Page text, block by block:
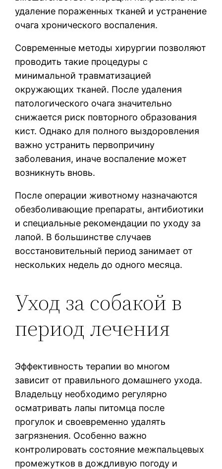
удаление пораженных тканей и устранение
очага хронического воспаления.
Современные методы хирургии позволяют
проводить такие процедуры с
минимальной травматизацией
окружающих тканей. После удаления
патологического очага значительно
снижается риск повторного образования
кист. Однако для полного выздоровления
важно устранить первопричину
заболевания, иначе воспаление может
возникнуть вновь.
После операции животному назначаются
обезболивающие препараты, антибиотики
и специальные рекомендации по уходу за
лапой. В большинстве случаев
восстановительный период занимает от
нескольких недель до одного месяца.
Уход за собакой в
период лечения
Эффективность терапии во многом
зависит от правильного домашнего ухода.
Владельцу необходимо регулярно
осматривать лапы питомца после
прогулок и своевременно удалять
загрязнения. Особенно важно
контролировать состояние межпальцевых
промежутков в дождливую погоду и